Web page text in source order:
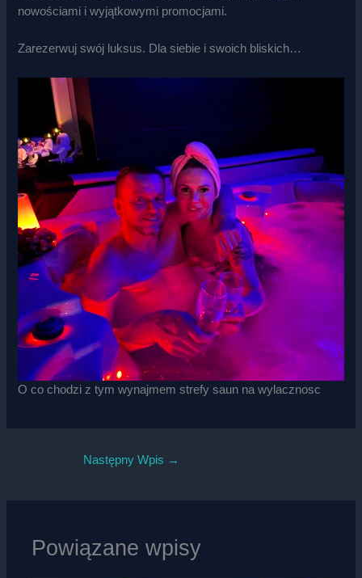
nowościami i wyjątkowymi promocjami.
Zarezerwuj swój luksus. Dla siebie i swoich bliskich…
O co chodzi z tym wynajmem strefy saun na wylacznosc
Następny Wpis →
Powiązane wpisy